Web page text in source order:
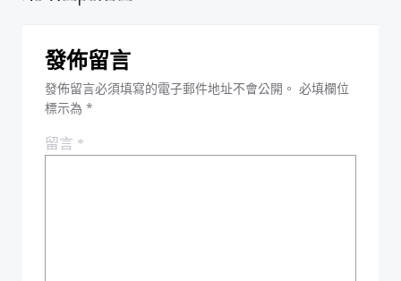
發佈留言
發佈留言必須填寫的電子郵件地址不會公開。 必填欄位
標示為 *
留言 *